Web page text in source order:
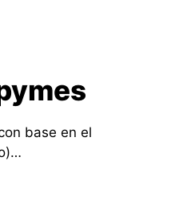
base en el